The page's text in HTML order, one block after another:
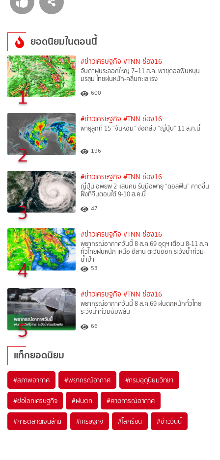
ยอดนิยมในตอนนี้
1
#ข่าวเศรษฐกิจ #TNN ช่อง16
จับตาฝนระลอกใหญ่ 7–11 ส.ค. พายุดอลฟินหนุน
มรสุม ไทยฝนหนัก-คลื่นทะเลแรง
600
2
#ข่าวเศรษฐกิจ #TNN ช่อง16
พายุลูกที่ 15 “จันหอม” จ่อถล่ม “ญี่ปุ่น” 11 ส.ค.นี้
196
3
#ข่าวเศรษฐกิจ #TNN ช่อง16
ญี่ปุ่น อพยพ 2 แสนคน รับมือพายุ “ดอลฟิน” คาดขึ้น
ฝั่งที่จีนตอนใต้ 9-10 ส.ค.นี้
47
4
#ข่าวเศรษฐกิจ #TNN ช่อง16
พยากรณ์อากาศวันนี้ 8 ส.ค.69 อุตุฯ เตือน 8-11 ส.ค
ทั่วไทยฝนหนัก เหนือ อีสาน ตะวันออก ระวังน้ำท่วม-
น้ำป่า
53
5
#ข่าวเศรษฐกิจ #TNN ช่อง16
พยากรณ์อากาศวันนี้ 8 ส.ค.69 ฝนตกหนักทั่วไทย
ระวังน้ำท่วมฉับพลัน
66
แท็กยอดนิยม
#สภาพอากาศ #พยากรณ์อากาศ #กรมอุตุนิยมวิทยา
#ย่อโลกเศรษฐกิจ #ฝนตก #คาดการณ์อากาศ
#การตลาดเงินล้าน #เศรษฐกิจ #โลกร้อน #ข่าววันนี้